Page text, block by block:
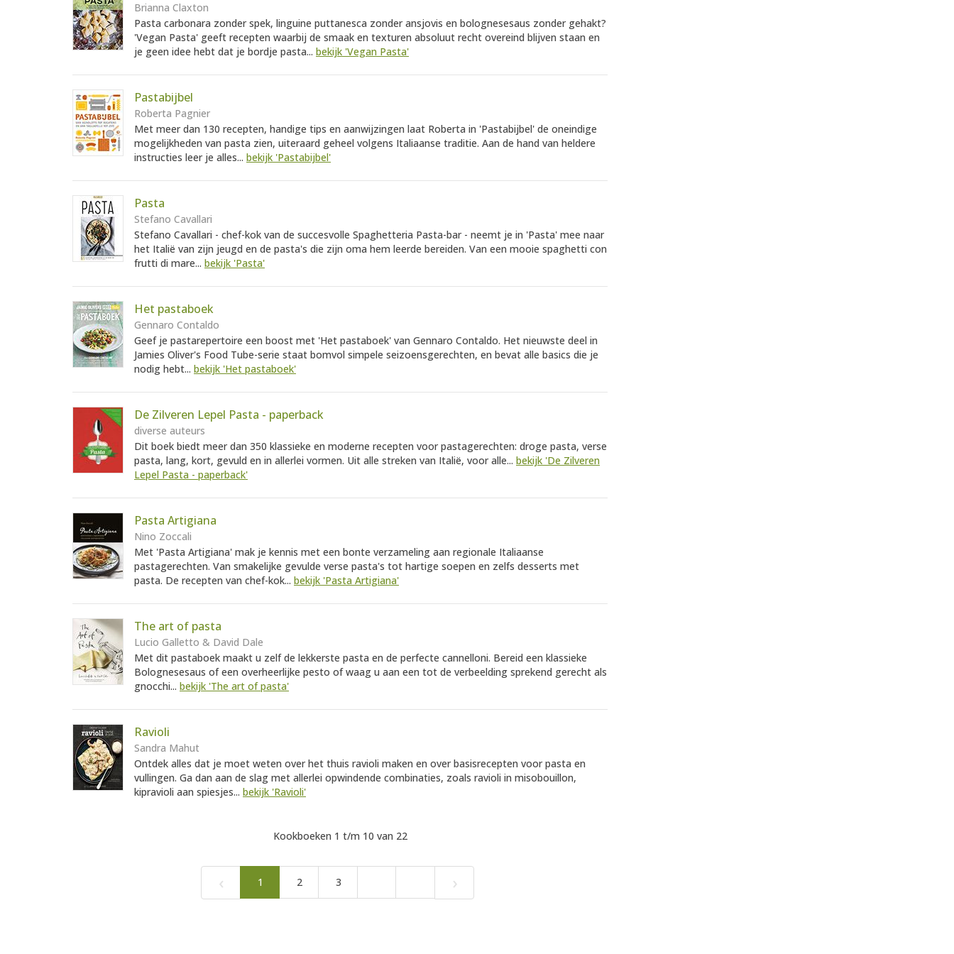
Brianna Claxton
Pasta carbonara zonder spek, linguine puttanesca zonder ansjovis en bolognesesaus zonder gehakt?
'Vegan Pasta' geeft recepten waarbij de smaak en texturen absoluut recht overeind blijven staan en
je geen idee hebt dat je bordje pasta... bekijk 'Vegan Pasta'
Pastabijbel
Roberta Pagnier
Met meer dan 130 recepten, handige tips en aanwijzingen laat Roberta in 'Pastabijbel' de oneindige
mogelijkheden van pasta zien, uiteraard geheel volgens Italiaanse traditie. Aan de hand van heldere
instructies leer je alles... bekijk 'Pastabijbel'
Pasta
Stefano Cavallari
Stefano Cavallari - chef-kok van de succesvolle Spaghetteria Pasta-bar - neemt je in 'Pasta' mee naar
het Italië van zijn jeugd en de pasta's die zijn oma hem leerde bereiden. Van een mooie spaghetti con
frutti di mare... bekijk 'Pasta'
Het pastaboek
Gennaro Contaldo
Geef je pastarepertoire een boost met 'Het pastaboek' van Gennaro Contaldo. Het nieuwste deel in
Jamies Oliver's Food Tube-serie staat bomvol simpele seizoensgerechten, en bevat alle basics die je
nodig hebt... bekijk 'Het pastaboek'
De Zilveren Lepel Pasta - paperback
diverse auteurs
Dit boek biedt meer dan 350 klassieke en moderne recepten voor pastagerechten: droge pasta, verse
pasta, lang, kort, gevuld en in allerlei vormen. Uit alle streken van Italië, voor alle... bekijk 'De Zilveren
Lepel Pasta - paperback'
Pasta Artigiana
Nino Zoccali
Met 'Pasta Artigiana' mak je kennis met een bonte verzameling aan regionale Italiaanse
pastagerechten. Van smakelijke gevulde verse pasta's tot hartige soepen en zelfs desserts met
pasta. De recepten van chef-kok... bekijk 'Pasta Artigiana'
The art of pasta
Lucio Galletto & David Dale
Met dit pastaboek maakt u zelf de lekkerste pasta en de perfecte cannelloni. Bereid een klassieke
Bolognesesaus of een overheerlijke pesto of waag u aan een tot de verbeelding sprekend gerecht als
gnocchi... bekijk 'The art of pasta'
Ravioli
Sandra Mahut
Ontdek alles dat je moet weten over het thuis ravioli maken en over basisrecepten voor pasta en
vullingen. Ga dan aan de slag met allerlei opwindende combinaties, zoals ravioli in misobouillon,
kipravioli aan spiesjes... bekijk 'Ravioli'
Kookboeken 1 t/m 10 van 22
‹ 1 2 3 ›